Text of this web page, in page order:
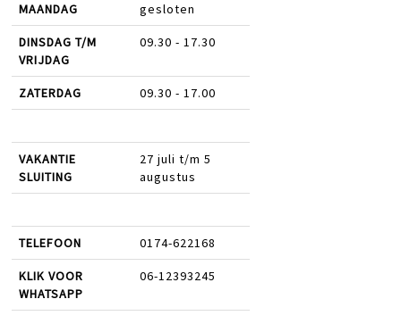
MAANDAG gesloten
DINSDAG T/M
VRIJDAG
09.30 - 17.30
ZATERDAG 09.30 - 17.00
VAKANTIE
SLUITING
27 juli t/m 5
augustus
TELEFOON 0174-622168
KLIK VOOR
WHATSAPP
06-12393245